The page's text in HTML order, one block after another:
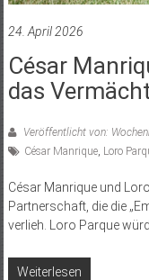
24. April 2026
César
das
Veröffentlicht von:
César Manrique, Loro
César Manrique und
Partnerschaft, die die
verlieh. Loro Parque
Weiterlesen